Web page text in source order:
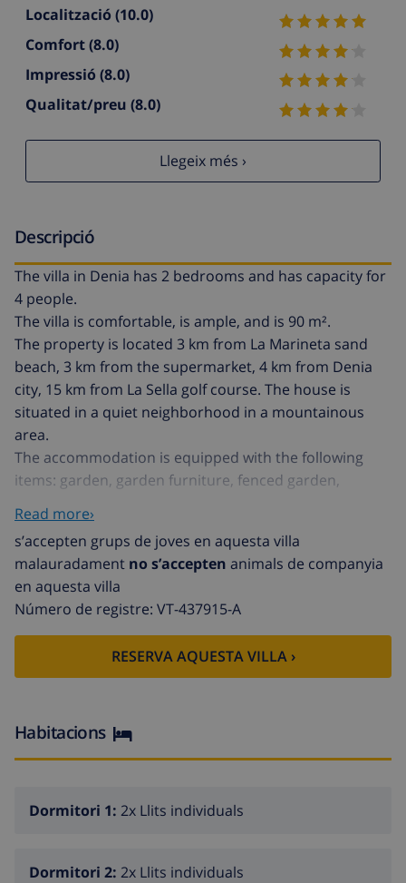
Localització (10.0)
Comfort(8.0)
Impressió (8.0)
Qualitat/preu (8.0)
Llegeix més ›
Descripció
The villa in Denia has 2 bedrooms and has capacity for
4 people.
The villa is comfortable, is ample, and is 90 m².
The property is located 3 km from La Marineta sand
beach, 3 km from the supermarket, 4 km from Denia
city, 15 km from La Sella golf course. The house is
situated in a quiet neighborhood in a mountainous
area.
The accommodation is equipped with the following
items: garden, garden furniture, fenced garden,
covered parking the same building, TV, tv satellite
(Languages: Spanish, German).
In the electric kitchen, refrigerator, microwave, oven,
freezer, washing machine, dishes/cutlery, kitchen
utensils, coffee machine and toaster are provided.
Electricity included from June to September. From
October to May:
80 kw / week incl. The cost per extra Kw consumed will
Read more›
s’accepten grups de joves en aquesta villa
malauradament no s’accepten animals de companyia
en aquesta villa
Número de registre: VT-437915-A
RESERVA AQUESTA VILLA ›
Habitacions
Dormitori 1: 2x Llits individuals
Dormitori 2: 2x Llits individuals